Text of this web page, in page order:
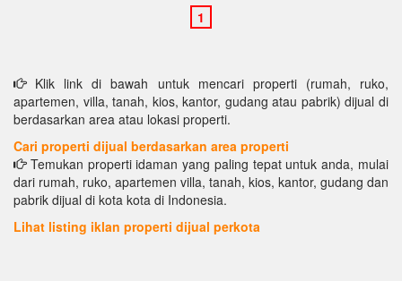
Klik link di bawah untuk mencari properti (rumah, ruko,
apartemen, villa, tanah, kios, kantor, gudang atau pabrik) dijual di
berdasarkan area atau lokasi properti.
Cari properti dijual berdasarkan area properti
Temukan properti idaman yang paling tepat untuk anda, mulai
dari rumah, ruko, apartemen villa, tanah, kios, kantor, gudang dan
pabrik dijual di kota kota di Indonesia.
Lihat listing iklan properti dijual perkota